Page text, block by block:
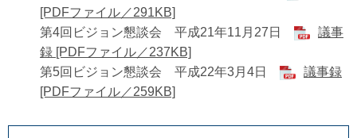
[PDFファイル／291KB]
第4回ビジョン懇談会 平成21年11月27日
議事
録 [PDFファイル／237KB]
第5回ビジョン懇談会 平成22年3月4日
議事録
[PDFファイル／259KB]